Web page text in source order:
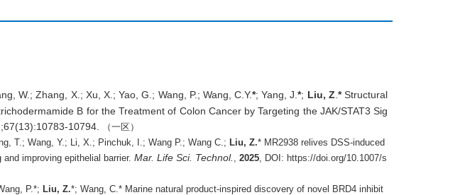
W.; Zhang, X.; Xu, X.; Yao, G.; Wang, P.; Wang, C.Y.*; Yang, J.*; Liu, Z *Structural
B for the Treatment of Colon Cancer by Targeting the JAK/STAT3 Sig
10794.
（一区）
T.; Wang, Y.; Li, X.; Pinchuk, I.; Wang P.; Wang C.; Liu, Z.* MR2938 relives DSS-induced
improving epithelial barrier. Mar. Life Sci. Technol. , 2025, DOI: https://doi.org/10.1007/s
P.*; Liu, Z.*; Wang, C.* Marine natural product-inspired discovery of novel BRD4 inhibit